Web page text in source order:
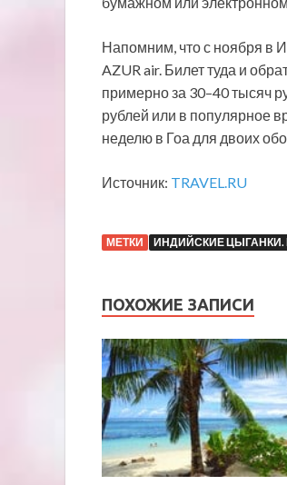
Напомним, что с ноября в
AZUR air. Билет туда и
примерно за 30–40 тысяч
рублей или в популярное
неделю в Гоа для двоих
Источник: TRAVEL.RU
МЕТКИ ИНДИЙСКИЕ ЦЫГАНКИ.
ПОХОЖИЕ ЗАПИСИ